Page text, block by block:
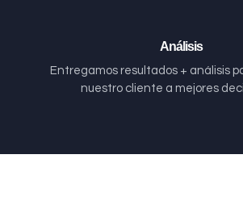
Análisis
Entregamos resultados + análisis
nuestro cliente a mejores